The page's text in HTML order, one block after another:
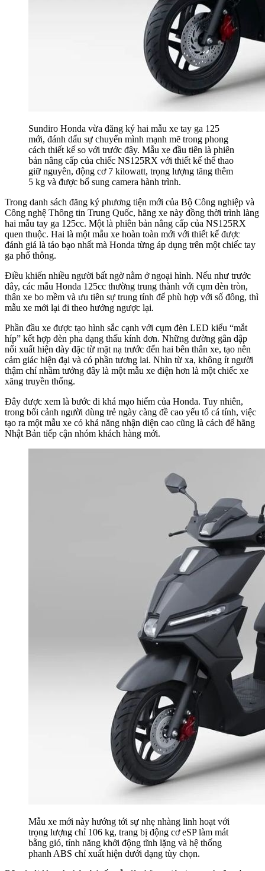
Sundiro Honda vừa đăng ký hai mẫu xe tay ga 125
mới, đánh dấu sự chuyển mình mạnh mẽ trong phong
cách thiết kế so với trước đây. Mẫu xe đầu tiên là phiên
bản nâng cấp của chiếc NS125RX với thiết kế thể thao
giữ nguyên, động cơ 7 kilowatt, trọng lượng tăng thêm
5 kg và được bổ sung camera hành trình.
Trong danh sách đăng ký phương tiện mới của Bộ Công nghiệp và
Công nghệ Thông tin Trung Quốc, hãng xe này đồng thời trình làng
hai mẫu tay ga 125cc. Một là phiên bản nâng cấp của NS125RX
quen thuộc. Hai là một mẫu xe hoàn toàn mới với thiết kế được
đánh giá là táo bạo nhất mà Honda từng áp dụng trên một chiếc tay
ga phổ thông.
Điều khiến nhiều người bất ngờ nằm ở ngoại hình. Nếu như trước
đây, các mẫu Honda 125cc thường trung thành với cụm đèn tròn,
thân xe bo mềm và ưu tiên sự trung tính để phù hợp với số đông, thì
mẫu xe mới lại đi theo hướng ngược lại.
Phần đầu xe được tạo hình sắc cạnh với cụm đèn LED kiểu “mắt
híp” kết hợp đèn pha dạng thấu kính đơn. Những đường gân dập
nổi xuất hiện dày đặc từ mặt nạ trước đến hai bên thân xe, tạo nên
cảm giác hiện đại và có phần tương lai. Nhìn từ xa, không ít người
thậm chí nhầm tưởng đây là một mẫu xe điện hơn là một chiếc xe
xăng truyền thống.
Đây được xem là bước đi khá mạo hiểm của Honda. Tuy nhiên,
trong bối cảnh người dùng trẻ ngày càng đề cao yếu tố cá tính, việc
tạo ra một mẫu xe có khả năng nhận diện cao cũng là cách để hãng
Nhật Bản tiếp cận nhóm khách hàng mới.
Mẫu xe mới này hướng tới sự nhẹ nhàng linh hoạt với
trọng lượng chỉ 106 kg, trang bị động cơ eSP làm mát
bằng gió, tính năng khởi động tĩnh lặng và hệ thống
phanh ABS chỉ xuất hiện dưới dạng tùy chọn.